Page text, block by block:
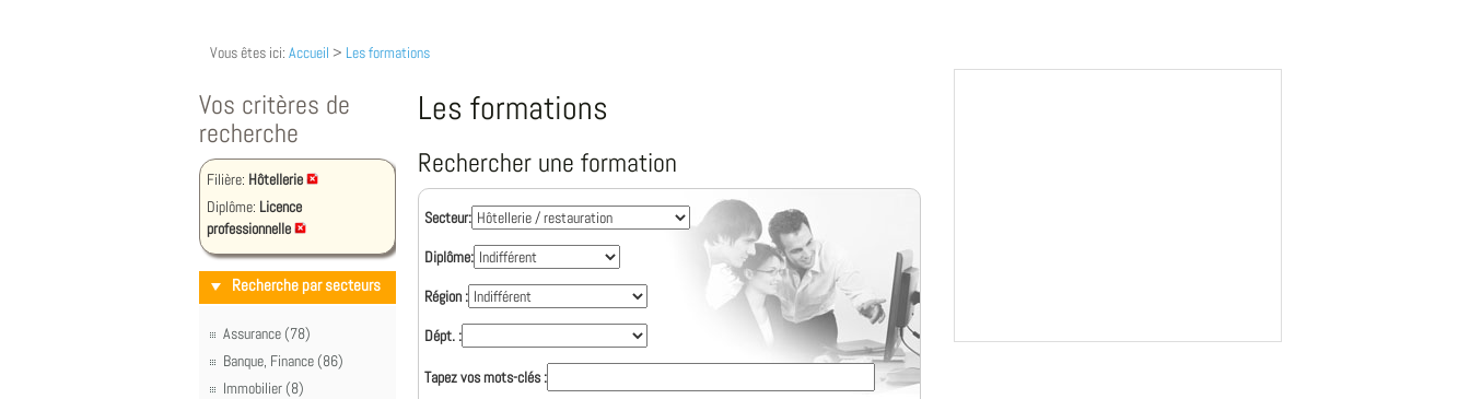
Vous êtes ici: Accueil > Les formations
Vos critères de
recherche
Filière: Hôtellerie
Diplôme: Licence
professionnelle
Recherche par secteurs
Assurance (78)
Banque, Finance (86)
Immobilier (8)
Les formations
Rechercher une formation
Secteur:
Diplôme:
Région :
Dépt. :
Tapez vos mots-clés :